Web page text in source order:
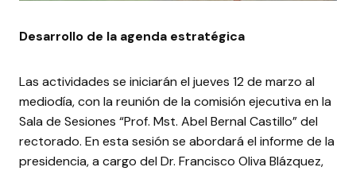
Desarrollo de la agenda estratégica
Las actividades se iniciarán el jueves 12 de marzo al
mediodía, con la reunión de la comisión ejecutiva en la
Sala de Sesiones “Prof. Mst. Abel Bernal Castillo” del
rectorado. En esta sesión se abordará el informe de la
presidencia, a cargo del Dr. Francisco Oliva Blázquez,